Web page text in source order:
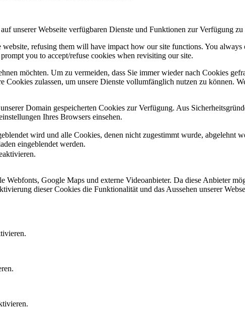
unserer Webseite verfügbaren Dienste und Funktionen zur Verfügung zu
website, refusing them will have impact how our site functions. You
you to accept/refuse cookies when revisiting our site.
möchten. Um zu vermeiden, dass Sie immer wieder nach Cookies
Cookies zulassen, um unsere Dienste vollumfänglich nutzen zu können.
Domain gespeicherten Cookies zur Verfügung. Aus
Ihres Browsers einsehen.
wird und alle Cookies, denen nicht zugestimmt wurde, abgelehnt
eingeblendet werden.
Webfonts, Google Maps und externe Videoanbieter. Da diese Anbieter
dieser Cookies die Funktionalität und das Aussehen unserer